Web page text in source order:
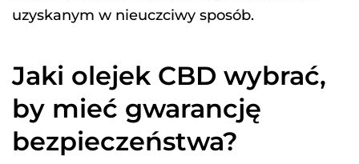
uzyskanym w nieuczciwy sposób.
Jaki olejek CBD wybrać,
by mieć gwarancję
bezpieczeństwa?